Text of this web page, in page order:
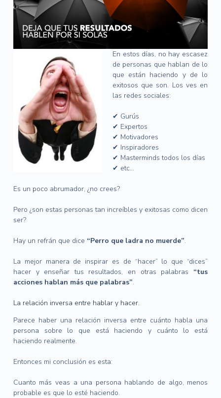
En estos días, no hay escasez
de personas que hablan de lo
que están haciendo y de lo
exitosos que son. Los ves en
las redes sociales:
✔ Gurús
✔ Expertos
✔ Motivadores
✔ Inspiradores
✔ Masterminds todos los días
✔ etc…
Es un poco abrumador, ¿no crees?
Pero ¿son estas personas tan increíbles y exitosas como dicen
ser?
Hay un refrán que dice “Perro que ladra no muerde”.
La mejor manera de inspirar es de “hacer” lo que “dices”
hacer y enseñar tus resultados, en otras palabras “tus
acciones hablan más que palabras”.
La relación inversa entre hablar y hacer.
Parece haber una relación inversa entre cuánto habla una
persona sobre lo que está haciendo y cuánto lo está
haciendo realmente.
Entonces mi conclusión es esta:
Cuanto más veas a una persona hablando de algo, menos
probable es que lo esté haciendo.